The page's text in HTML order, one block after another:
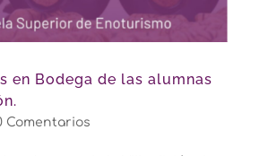
en Bodega de las alumnas
Comentarios